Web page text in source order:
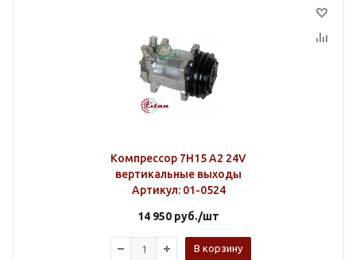
Компрессор 7H15 A2 24V
вертикальные выходы
Артикул: 01-0524
14 950 руб./шт
В корзину